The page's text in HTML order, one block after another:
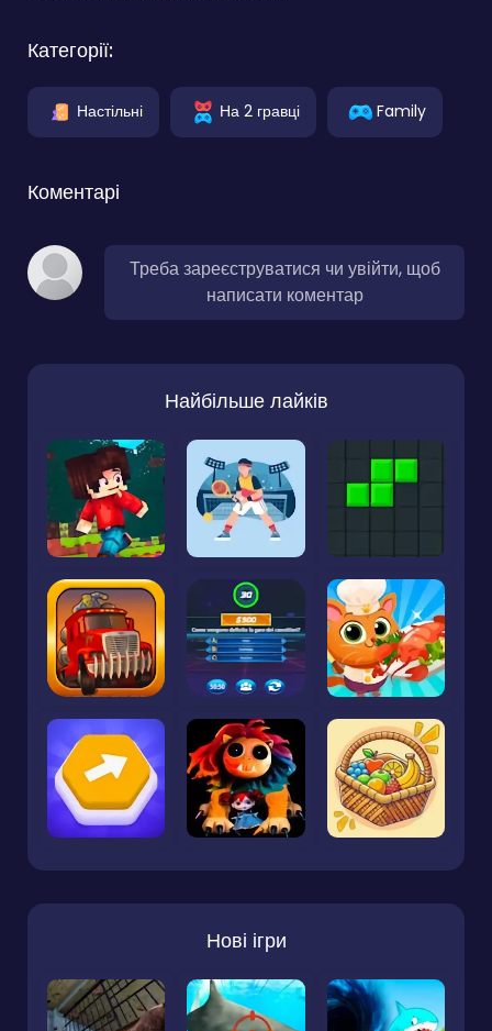
Категорії:
Настільні На 2 гравці Family
Коментарі
Треба зареєструватися чи увійти, щоб
написати коментар
Найбільше лайків
Нові ігри